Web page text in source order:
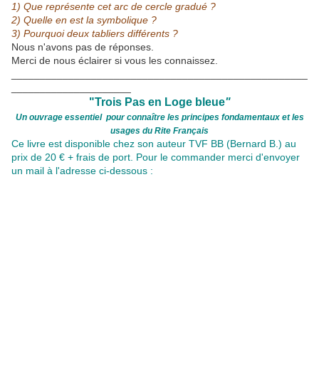
1) Que représente cet arc de cercle gradué ?
2) Quelle en est la symbolique ?
3) Pourquoi deux tabliers différents ?
Nous n'avons pas de réponses.
Merci de nous éclairer si vous les connaissez.
"Trois Pas en Loge bleue"
Un ouvrage essentiel pour connaître les principes fondamentauxet les
usages du Rite Français
Ce livre est disponible chez son auteur TVF BB (Bernard B.) au
prix de 20 € + frais de port. Pour le commander merci d'envoyer
un mail à l'adresse ci-dessous :